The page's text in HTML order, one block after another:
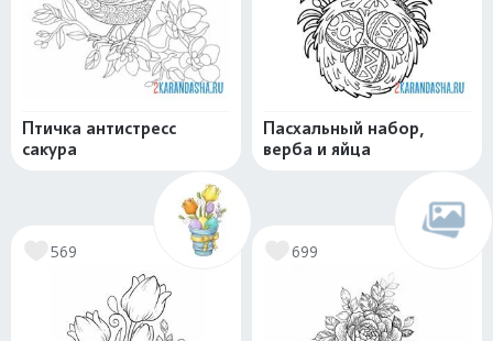
Птичка антистресс
сакура
Пасхальный набор,
верба и яйца
569 699